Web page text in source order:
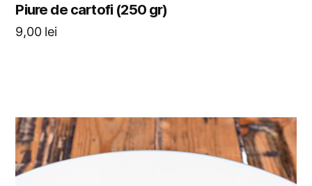
Piure de cartofi (250 gr)
9,00 lei